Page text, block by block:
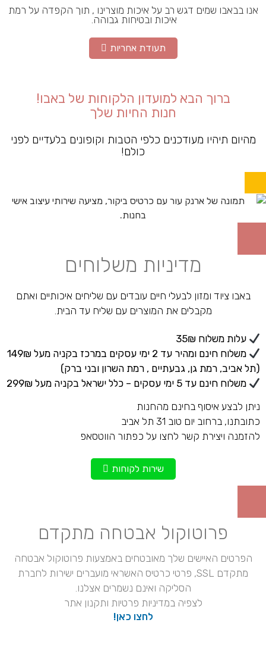
אנו בבאבו שמים דגש רב על איכות מוצרינו , תוך הקפדה על רמת
איכות ובטיחות גבוהה.
תעודת אחריות
ברוך הבא למועדון הלקוחות של באבו!
חנות החיות שלך
מהיום תיהיו מעודכנים כלפי הטבות וקופונים בלעדיים לפני
כולם!
מדיניות משלוחים
באבו ציוד ומזון לבעלי חיים עובדים עם שליחים איכותיים ואתם
מקבלים את המוצרים עם שליח עד הבית.
עלות משלוח 35₪
משלוח חינם ומהיר עד 2 ימי עסקים במרכז בקניה מעל 149₪
(תל אביב, רמת גן, גבעתיים , רמת השרון ובני ברק)
משלוח חינם עד 5 ימי עסקים – כלל ישראל בקניה מעל 299₪
ניתן לבצע איסוף בחינם מהחנות
כתובתנו, ברחוב יום טוב 31 תל אביב
להזמנה ויצירת קשר לחצו על כפתור הווטסאפ
שירות לקוחות
פרוטוקול אבטחה מתקדם
הפרטים האיישים שלך מאובטחים באמצעות פרוטוקול אבטחה
מתקדם SSL, פרטי כרטיס האשראי מועברים ישירות לחברת
הסליקה ואינם נשמרים אצלנו.
לצפיה במדיניות פרטיות ותקנון אתר
לחצו כאן!